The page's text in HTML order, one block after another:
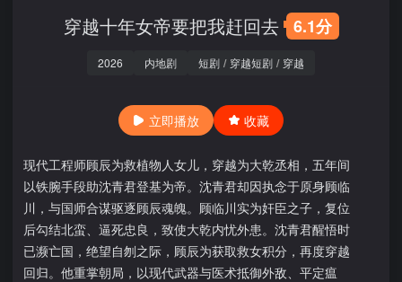
穿越十年女帝要把我赶回去 6.1分
2026 内地剧 短剧 / 穿越短剧 / 穿越
立即播放 收藏
现代工程师顾辰为救植物人女儿，穿越为大乾丞相，五年间
以铁腕手段助沈青君登基为帝。沈青君却因执念于原身顾临
川，与国师合谋驱逐顾辰魂魄。顾临川实为奸臣之子，复位
后勾结北蛮、逼死忠良，致使大乾内忧外患。沈青君醒悟时
已濒亡国，绝望自刎之际，顾辰为获取救女积分，再度穿越
回归。他重掌朝局，以现代武器与医术抵御外敌、平定瘟